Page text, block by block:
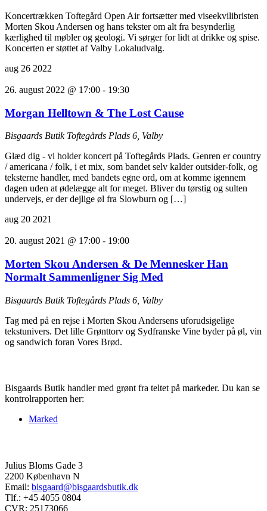
Koncertrækken Toftegård Open Air fortsætter med viseekvilibristen
Morten Skou Andersen og hans tekster om alt fra besynderlig
kærlighed til møbler og geologi. Vi sørger for lidt at drikke og spise.
Koncerten er støttet af Valby Lokaludvalg.
aug 26 2022
26. august 2022 @ 17:00 - 19:30
Morgan Helltown & The Lost Cause
Bisgaards Butik Toftegårds Plads 6, Valby
Glæd dig - vi holder koncert på Toftegårds Plads. Genren er country
/ americana / folk, i et mix, som bandet selv kalder outsider-folk, og
teksterne handler, med bandets egne ord, om at komme igennem
dagen uden at ødelægge alt for meget. Bliver du tørstig og sulten
undervejs, er der dejlige øl fra Slowburn og […]
aug 20 2021
20. august 2021 @ 17:00 - 19:00
Morten Skou Andersen & De Mennesker Han
Normalt Sammenligner Sig Med
Bisgaards Butik Toftegårds Plads 6, Valby
Tag med på en rejse i Morten Skou Andersens uforudsigelige
tekstunivers. Det lille Grønttorv og Sydfranske Vine byder på øl, vin
og sandwich foran Vores Brød.
Bisgaards Butik handler med grønt fra teltet på markeder. Du kan se
kontrolrapporten her:
Marked
Julius Bloms Gade 3
2200 København N
Email: bisgaard@bisgaardsbutik.dk
Tlf.: +45 4055 0804
CVR: 25173066